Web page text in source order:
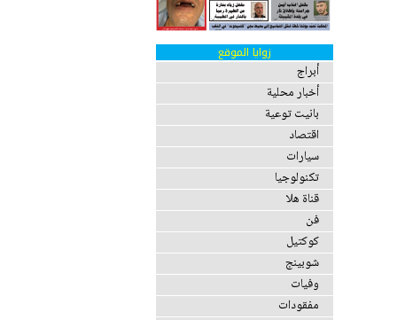
زوايا الموقع
أبراج
أخبار محلية
بانيت توعية
اقتصاد
سيارات
تكنولوجيا
قناة هلا
فن
كوكتيل
شوبينج
وفيات
مفقودات